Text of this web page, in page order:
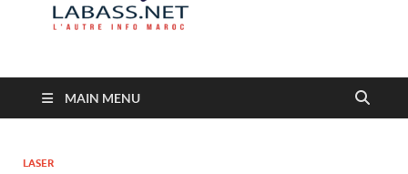
MAIN MENU
LASER